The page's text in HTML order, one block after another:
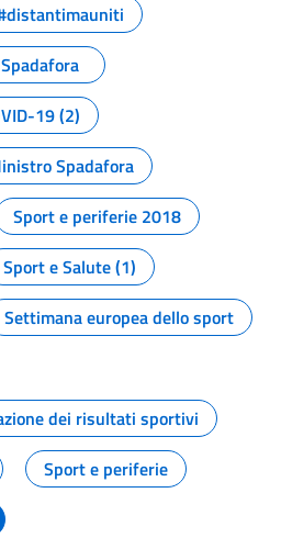
Spadafora
19 (2)
Spadafora
Sport e periferie 2018
Sport e Salute (1)
Settimana europea dello sport
dei risultati sportivi
Sport e periferie